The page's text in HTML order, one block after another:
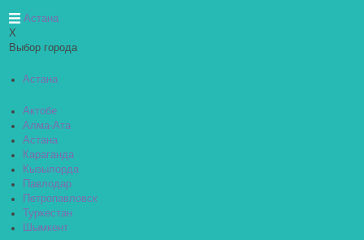
Астана
X
Выбор города
Астана
Актобе
Алма-Ата
Астана
Караганда
Кызылорда
Павлодар
Петропавловск
Туркестан
Шымкент